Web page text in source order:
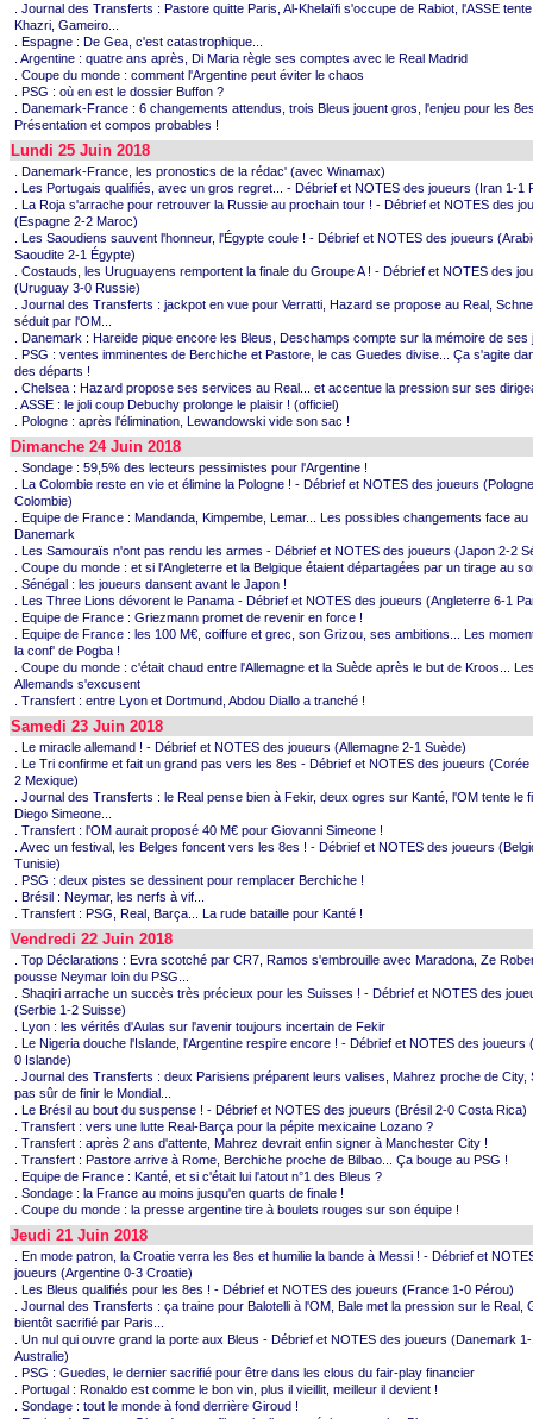
. Journal des Transferts : Pastore quitte Paris, Al-Khelaïfi s'occupe de Rabiot, l'ASSE
Khazri, Gameiro...
. Espagne : De Gea, c'est catastrophique...
. Argentine : quatre ans après, Di Maria règle ses comptes avec le Real Madrid
. Coupe du monde : comment l'Argentine peut éviter le chaos
. PSG : où en est le dossier Buffon ?
. Danemark-France : 6 changements attendus, trois Bleus jouent gros, l'enjeu pour les
Présentation et compos probables !
Lundi 25 Juin 2018
. Danemark-France, les pronostics de la rédac' (avec Winamax)
. Les Portugais qualifiés, avec un gros regret... - Débrief et NOTES des joueurs (Iran 1-1
. La Roja s'arrache pour retrouver la Russie au prochain tour ! - Débrief et NOTES des
(Espagne 2-2 Maroc)
. Les Saoudiens sauvent l'honneur, l'Égypte coule ! - Débrief et NOTES des joueurs
Saoudite 2-1 Égypte)
. Costauds, les Uruguayens remportent la finale du Groupe A ! - Débrief et NOTES des
(Uruguay 3-0 Russie)
. Journal des Transferts : jackpot en vue pour Verratti, Hazard se propose au Real,
séduit par l'OM...
. Danemark : Hareide pique encore les Bleus, Deschamps compte sur la mémoire de ses
. PSG : ventes imminentes de Berchiche et Pastore, le cas Guedes divise... Ça s'agite
des départs !
. Chelsea : Hazard propose ses services au Real... et accentue la pression sur ses
. ASSE : le joli coup Debuchy prolonge le plaisir ! (officiel)
. Pologne : après l'élimination, Lewandowski vide son sac !
Dimanche 24 Juin 2018
. Sondage : 59,5% des lecteurs pessimistes pour l'Argentine !
. La Colombie reste en vie et élimine la Pologne ! - Débrief et NOTES des joueurs
Colombie)
. Equipe de France : Mandanda, Kimpembe, Lemar... Les possibles changements face au
Danemark
. Les Samouraïs n'ont pas rendu les armes - Débrief et NOTES des joueurs (Japon 2-2
. Coupe du monde : et si l'Angleterre et la Belgique étaient départagées par un tirage au
. Sénégal : les joueurs dansent avant le Japon !
. Les Three Lions dévorent le Panama - Débrief et NOTES des joueurs (Angleterre 6-1
. Equipe de France : Griezmann promet de revenir en force !
. Equipe de France : les 100 M€, coiffure et grec, son Grizou, ses ambitions... Les
la conf' de Pogba !
. Coupe du monde : c'était chaud entre l'Allemagne et la Suède après le but de Kroos...
Allemands s'excusent
. Transfert : entre Lyon et Dortmund, Abdou Diallo a tranché !
Samedi 23 Juin 2018
. Le miracle allemand ! - Débrief et NOTES des joueurs (Allemagne 2-1 Suède)
. Le Tri confirme et fait un grand pas vers les 8es - Débrief et NOTES des joueurs (Corée
2 Mexique)
. Journal des Transferts : le Real pense bien à Fekir, deux ogres sur Kanté, l'OM tente le
Diego Simeone...
. Transfert : l'OM aurait proposé 40 M€ pour Giovanni Simeone !
. Avec un festival, les Belges foncent vers les 8es ! - Débrief et NOTES des joueurs
Tunisie)
. PSG : deux pistes se dessinent pour remplacer Berchiche !
. Brésil : Neymar, les nerfs à vif...
. Transfert : PSG, Real, Barça... La rude bataille pour Kanté !
Vendredi 22 Juin 2018
. Top Déclarations : Evra scotché par CR7, Ramos s'embrouille avec Maradona, Ze
pousse Neymar loin du PSG...
. Shaqiri arrache un succès très précieux pour les Suisses ! - Débrief et NOTES des
(Serbie 1-2 Suisse)
. Lyon : les vérités d'Aulas sur l'avenir toujours incertain de Fekir
. Le Nigeria douche l'Islande, l'Argentine respire encore ! - Débrief et NOTES des joueurs
0 Islande)
. Journal des Transferts : deux Parisiens préparent leurs valises, Mahrez proche de City,
pas sûr de finir le Mondial...
. Le Brésil au bout du suspense ! - Débrief et NOTES des joueurs (Brésil 2-0 Costa Rica)
. Transfert : vers une lutte Real-Barça pour la pépite mexicaine Lozano ?
. Transfert : après 2 ans d'attente, Mahrez devrait enfin signer à Manchester City !
. Transfert : Pastore arrive à Rome, Berchiche proche de Bilbao... Ça bouge au PSG !
. Equipe de France : Kanté, et si c'était lui l'atout n°1 des Bleus ?
. Sondage : la France au moins jusqu'en quarts de finale !
. Coupe du monde : la presse argentine tire à boulets rouges sur son équipe !
Jeudi 21 Juin 2018
. En mode patron, la Croatie verra les 8es et humilie la bande à Messi ! - Débrief et
joueurs (Argentine 0-3 Croatie)
. Les Bleus qualifiés pour les 8es ! - Débrief et NOTES des joueurs (France 1-0 Pérou)
. Journal des Transferts : ça traine pour Balotelli à l'OM, Bale met la pression sur le Real,
bientôt sacrifié par Paris...
. Un nul qui ouvre grand la porte aux Bleus - Débrief et NOTES des joueurs (Danemark
Australie)
. PSG : Guedes, le dernier sacrifié pour être dans les clous du fair-play financier
. Portugal : Ronaldo est comme le bon vin, plus il vieillit, meilleur il devient !
. Sondage : tout le monde à fond derrière Giroud !